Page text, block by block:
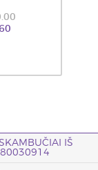
IŠ
80030914